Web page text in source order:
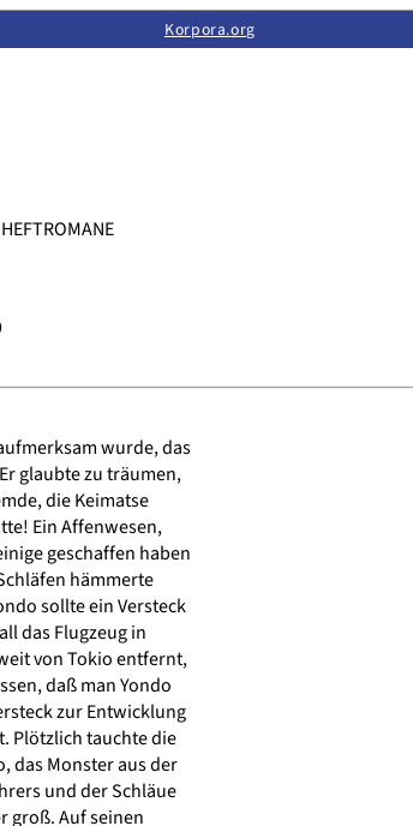
Feedback·Korpora.org
wurde, das
glaubte zu träumen,
die Keimatse
Ein Affenwesen,
geschaffen haben
hämmerte
sollte ein Versteck
das Flugzeug in
von Tokio entfernt,
daß man Yondo
zur Entwicklung
Plötzlich tauchte die
das Monster aus der
und der Schläue
groß. Auf seinen
Korpora.org